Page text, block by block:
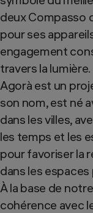
deux Compasso
pour ses
engagement
travers la lumière.
Agorà est un
son nom, est né
dans les villes,
les temps et les
pour favoriser la
dans les espaces
À la base de
cohérence avec